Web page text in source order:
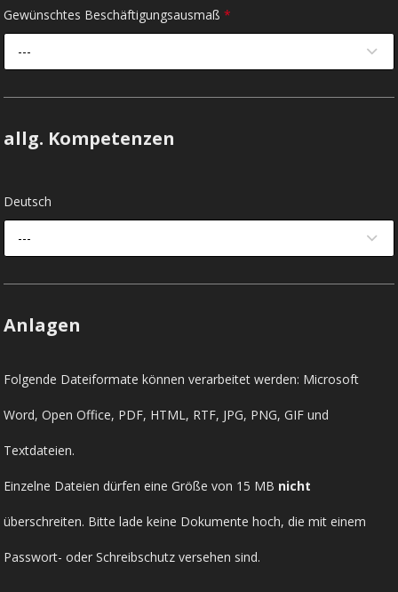
Gewünschtes Beschäftigungsausmaß*
---
allg. Kompetenzen
Deutsch
---
Anlagen
Folgende Dateiformate können verarbeitet werden: Microsoft
Word, Open Office, PDF, HTML, RTF, JPG, PNG, GIF und
Textdateien.
Einzelne Dateien dürfen eine Größe von 15 MB nicht
überschreiten. Bitte lade keine Dokumente hoch, die mit einem
Passwort- oder Schreibschutz versehen sind.